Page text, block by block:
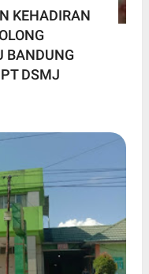
KEHADIRAN
BANDUNG
DSMJ